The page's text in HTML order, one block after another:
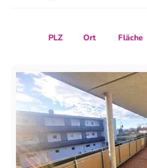
PLZ Ort Fläche